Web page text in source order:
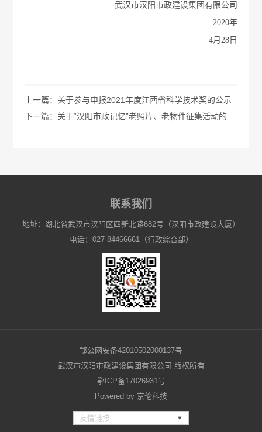
武汉市汉阳市政建设集团有限公司
2020年
4月28日
上一篇：关于参与申报2021年度江西省科学技术奖的公示
联系我们
地址：湖北省武汉市汉阳区四新北路682号（汉阳市政建设大厦）
电话：027-84466661（行政综合部）
鄂公网安备42010502000137号
武汉市汉阳市政建设集团有限公司 版权所有
鄂ICP备17026931号
Powered by 京伦科技